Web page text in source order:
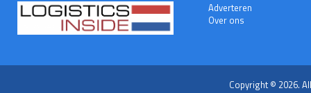
Adverteren
Over ons
Copyright © 2026.